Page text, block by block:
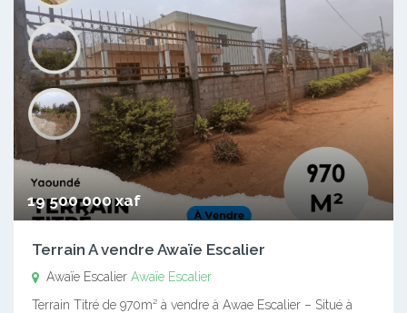
19 500 000 xaf
Terrain A vendre Awaïe Escalier
Awaïe Escalier Awaïe Escalier
Terrain Titré de 970m² à vendre à Awae Escalier – Situé à